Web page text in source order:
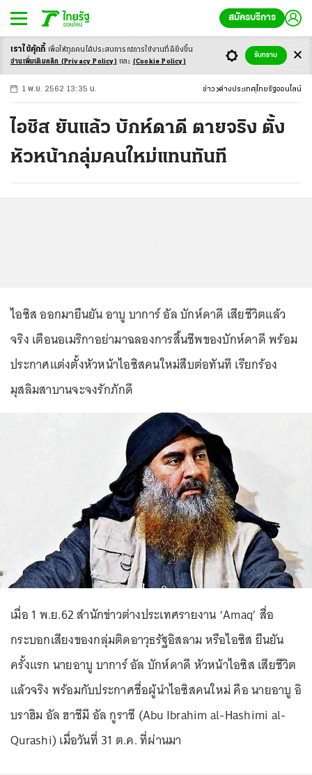
สมัครบริการ
-ก ก ก+
1 พ.ย. 2562 13:35 น. ข่าว ต่างประเทศ ไทยรัฐออนไลน์
ไอซิส ยันแล้ว บักห์ดาดี ตายจริง ตั้ง
หัวหน้ากลุ่มคนใหม่แทนทันที
ไอซิส ออกมายืนยัน อาบู บาการ์ อัล บักห์ดาดี เสียชีวิตแล้ว
จริง เตือนอเมริกาอย่ามาฉลองการสิ้นชีพของบักห์ดาดี พร้อม
ประกาศแต่งตั้งหัวหน้าไอซิสคนใหม่สืบต่อทันที เรียกร้อง
มุสลิมสาบานจะจงรักภักดี
เมื่อ 1 พ.ย.62 สำนักข่าวต่างประเทศรายงาน ‘Amaq’ สื่อ
กระบอกเสียงของกลุ่มติดอาวุธรัฐอิสลาม หรือไอซิส ยืนยัน
ครั้งแรก นายอาบู บาการ์ อัล บักห์ดาดี หัวหน้าไอซิส เสียชีวิต
แล้วจริง พร้อมกับประกาศชื่อผู้นำไอซิสคนใหม่ คือ นายอาบู อิ
บราฮิม อัล ฮาชีมี อัล กูราชี (Abu Ibrahim al-Hashimi al-
Qurashi) เมื่อวันที่ 31 ต.ค. ที่ผ่านมา
เราใช้คุ้กกี้ เพื่อให้ทุกคนได้ประสบการณ์การใช้งานที่ดียิ่งขึ้น
อ่านเพิ่มเติมคลิก (Privacy Policy) และ (Cookie Policy)
รับทราบ